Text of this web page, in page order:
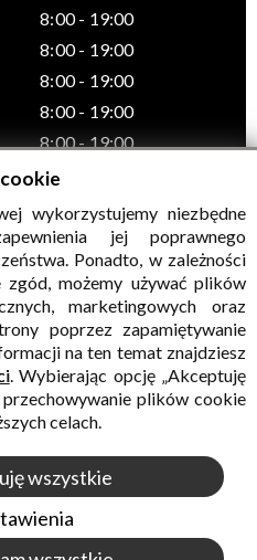
8:00 - 19:00
8:00 - 19:00
8:00 - 19:00
8:00 - 19:00
8:00 - 19:00
Gminny Ośrodek Kultury w
INTERMEDIA
wykorzystujemy niezbędne
jej poprawnego
Ponadto, w zależności
możemy używać plików
marketingowych oraz
poprzez zapamiętywanie
na ten temat znajdziesz
. Wybierając opcję „Akceptuję
plików cookie
celach.
wszystkie